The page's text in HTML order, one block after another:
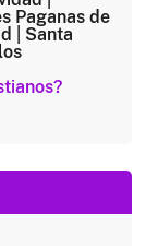
Paganas de
| Santa